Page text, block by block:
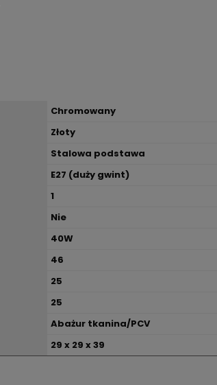
Chromowany
Złoty
Stalowa podstawa
E27 (duży gwint)
1
Nie
40W
46
25
25
Abażur tkanina/PCV
29 x 29 x 39